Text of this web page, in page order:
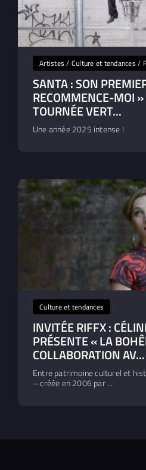
Artistes / Culture et tendances /
SANTA : SON
RECOMMENCE-MOI
TOURNÉE VERT...
Une année 2025 intense !
Culture et tendances
INVITÉE RIFFX :
PRÉSENTE « LA
COLLABORATION AV...
Entre patrimoine culturel et
– créée en 2006 par ...